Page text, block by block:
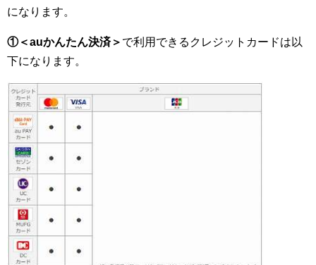
になります。
①＜auかんたん決済＞ で利用できるクレジットカードは以
下になります。